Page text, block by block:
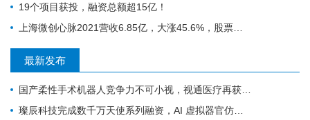
19个项目获投，融资总额超15亿！
上海微创心脉2021营收6.85亿，大涨45.6%，股票涨停！
最新发布
国产柔性手术机器人竞争力不可小视，视通医疗再获一轮融资
璨辰科技完成数千万天使系列融资，AI 虚拟器官仿真平台加速落地